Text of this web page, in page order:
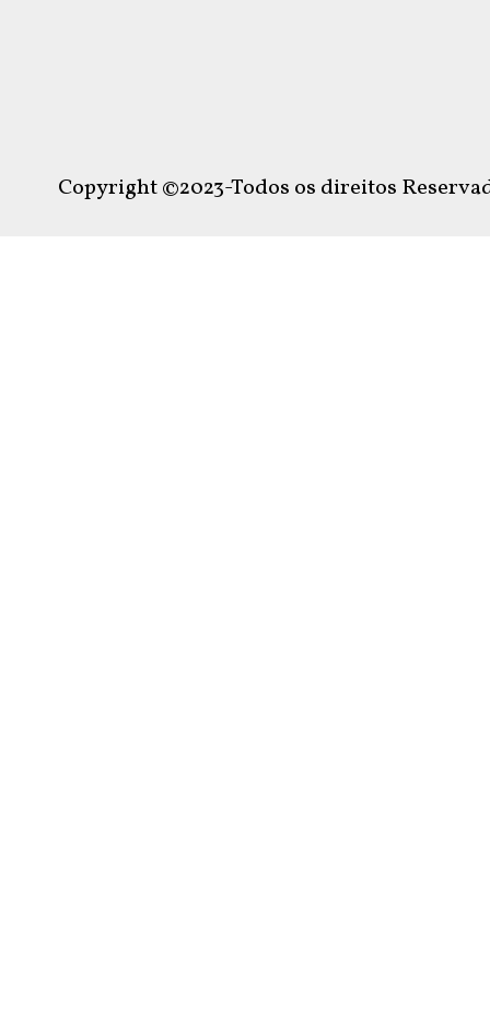
Copyright ©2023-Todos os direitos